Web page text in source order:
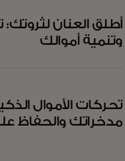
أطلق العنان
وتنمية أموالك
تحركات الأموال
مدخراتك والحفاظ